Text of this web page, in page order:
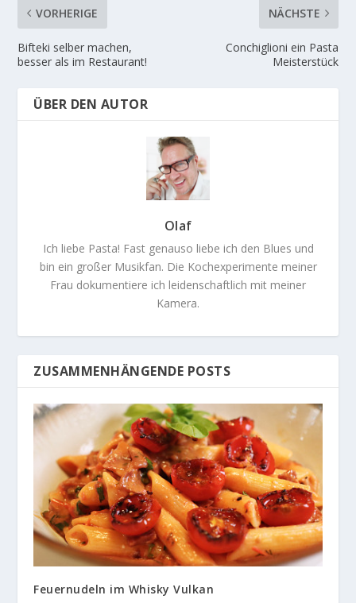
VORHERIGE
Bifteki selber machen,
besser als im Restaurant!
NÄCHSTE
Conchiglioni ein Pasta
Meisterstück
ÜBER DEN AUTOR
Olaf
Ich liebe Pasta! Fast genauso liebe ich den Blues und
bin ein großer Musikfan. Die Kochexperimente meiner
Frau dokumentiere ich leidenschaftlich mit meiner
Kamera.
ZUSAMMENHÄNGENDE POSTS
Feuernudeln im Whisky Vulkan